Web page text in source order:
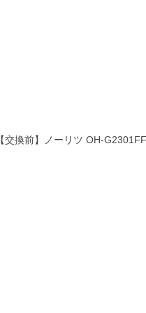
【交換前】ノーリツ OH-G2301FF